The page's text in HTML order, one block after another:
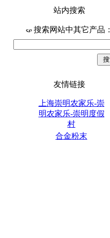
站内搜索
搜索网站中其它产品：
友情链接
上海崇明农家乐-崇
明农家乐-崇明度假
村
合金粉末